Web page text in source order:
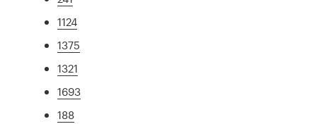
1124
1375
1321
1693
188